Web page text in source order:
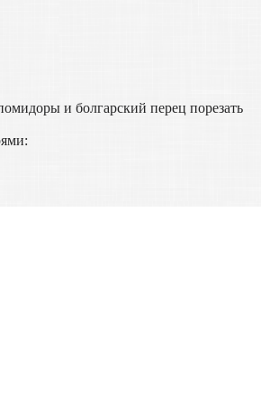
и болгарский перец порезать